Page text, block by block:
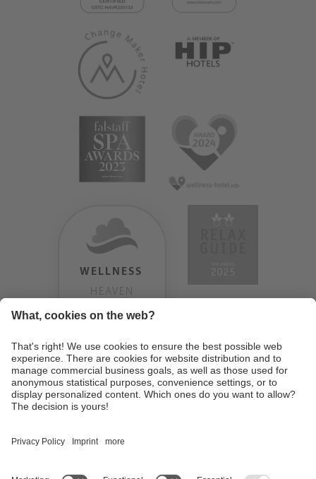
WELLNESS
HEAVEN
TESTERGEBNIS: